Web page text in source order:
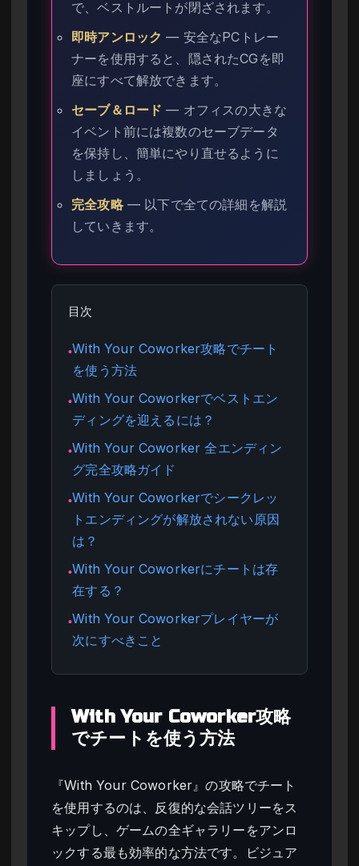
で、ベストルートが閉ざされます。
即時アンロック — 安全なPCトレー
ナーを使用すると、隠されたCGを即
座にすべて解放できます。
セーブ＆ロード — オフィスの大きな
イベント前には複数のセーブデータ
を保持し、簡単にやり直せるように
しましょう。
完全攻略— 以下で全ての詳細を解説
していきます。
目次
●With Your Coworker攻略でチート
を使う方法
●With Your Coworkerでベストエン
ディングを迎えるには？
●With Your Coworker 全エンディン
グ完全攻略ガイド
●With Your Coworkerでシークレッ
トエンディングが解放されない原因
は？
●With Your Coworkerにチートは存
在する？
●With Your Coworkerプレイヤーが
次にすべきこと
With Your Coworker攻略
でチートを使う方法
『With Your Coworker』の攻略でチート
を使用するのは、反復的な会話ツリーをス
キップし、ゲームの全ギャラリーをアンロ
ックする最も効率的な方法です。ビジュア